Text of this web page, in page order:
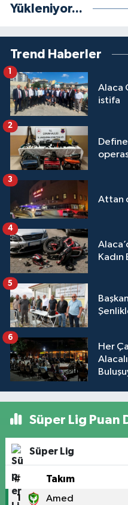
Yükleniyor...
Trend Haberler
Alaca
istifa
1
Define
2
Attan
3
Kadın
4
5
Her
6
Süper Lig Puan
Süper Lig
# Takım
1 Amed